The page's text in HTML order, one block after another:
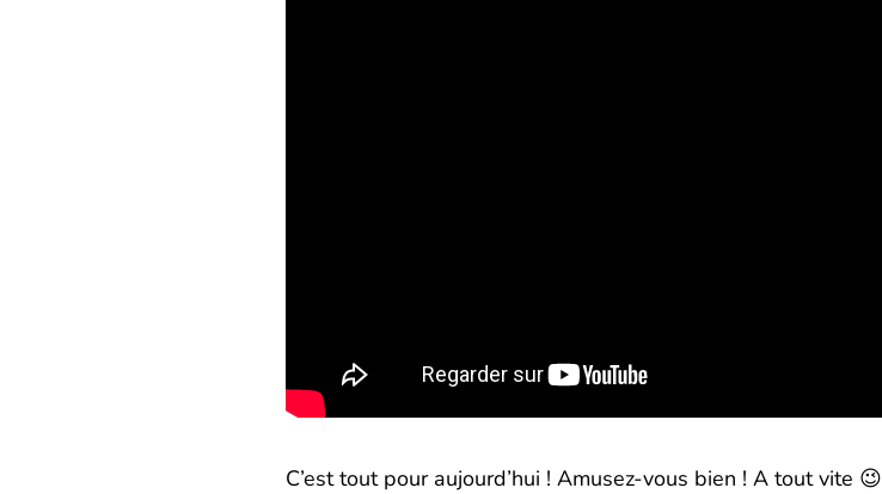
C’est tout pour aujourd’hui ! Amusez-vous bien ! A tout vite 😉